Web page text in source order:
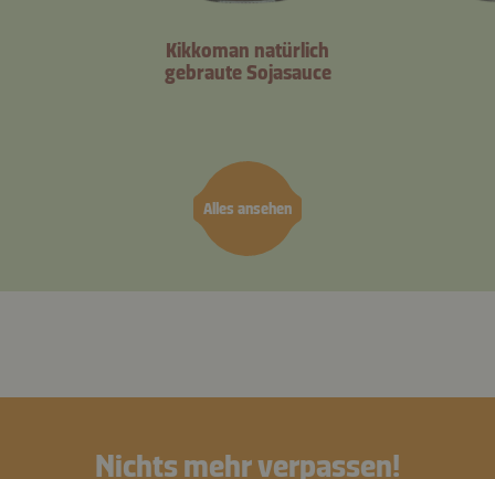
Alles ansehen
Kikkoman natürlich
gebraute Sojasauce
Nichts mehr verpassen!